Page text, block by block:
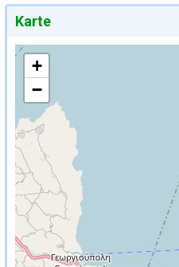
Karte
+
−